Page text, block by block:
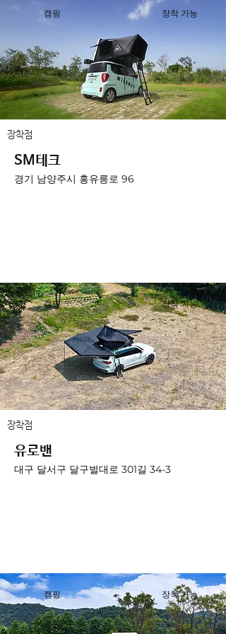
장착 가능
캠핑
장착점
SM테크
경기 남양주시 홍유릉로 96
장착 가능
캠핑
장착점
유로밴
대구 달서구 달구벌대로 301길 34-3
장착 가능
캠핑